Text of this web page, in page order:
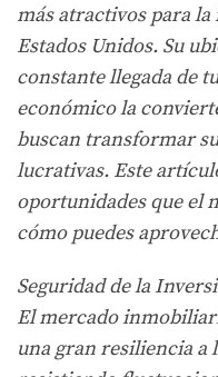
más atractivos para
Estados Unidos. Su
constante llegada de
económico la
buscan transformar
lucrativas. Este
oportunidades que el
cómo puedes
Seguridad de la
El mercado
una gran resiliencia a